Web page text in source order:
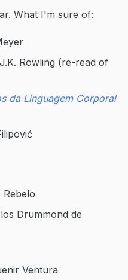
What I'm sure of:
Rowling (re-read of
da Linguagem Corporal
Drummond de
Ventura